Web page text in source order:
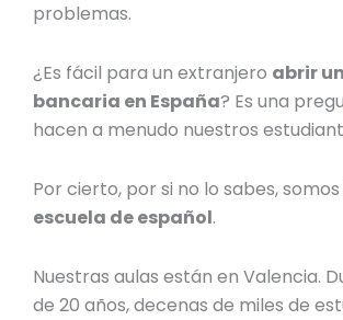
problemas.
¿Es fácil para unextranjero abrir
bancaria en España? Es una
hacen a menudo nuestros
Por cierto, por si no lo sabes, somos
escuela de español.
Nuestras aulas están en Valencia.
de 20 años, decenas de miles de